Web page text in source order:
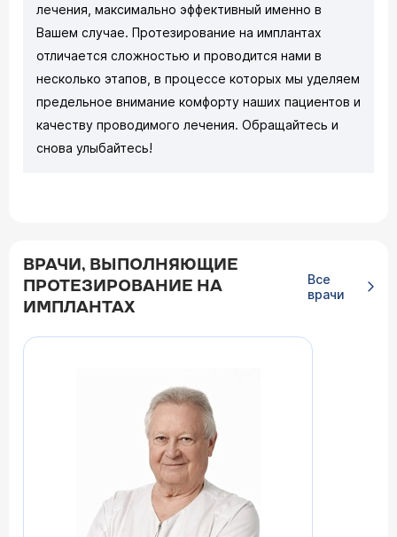
лечения, максимально эффективный именно в
Вашем случае. Протезирование на имплантах
отличается сложностью и проводится нами в
несколько этапов, в процессе которых мы уделяем
предельное внимание комфорту наших пациентов и
качеству проводимого лечения. Обращайтесь и
снова улыбайтесь!
ВРАЧИ, ВЫПОЛНЯЮЩИЕ
ПРОТЕЗИРОВАНИЕ НА
ИМПЛАНТАХ
Все
врачи